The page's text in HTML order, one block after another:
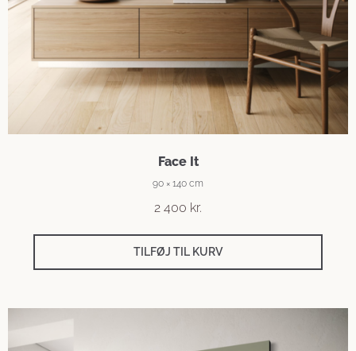
Face It
90 × 140 cm
2 400 kr.
TILFØJ TIL KURV